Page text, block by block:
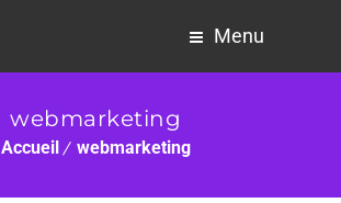
Menu
webmarketing
Accueil webmarketing